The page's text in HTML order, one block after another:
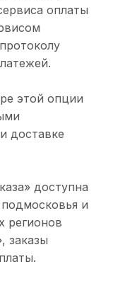
оплаты
этой опции
доставке
доступна
и
регионов
заказы